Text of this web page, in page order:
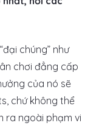
chúng” như
chơi đẳng cấp
của nó sẽ
chứ không thể
ra ngoài phạm vi